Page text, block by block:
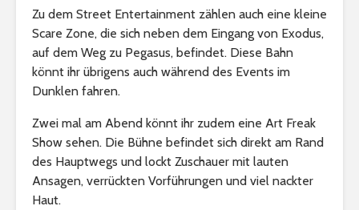
Zu dem Street Entertainment zählen auch eine kleine
Scare Zone, die sich neben dem Eingang von Exodus,
auf dem Weg zu Pegasus, befindet. Diese Bahn
könnt ihr übrigens auch während des Events im
Dunklen fahren.
Zwei mal am Abend könnt ihr zudem eine Art Freak
Show sehen. Die Bühne befindet sich direkt am Rand
des Hauptwegs und lockt Zuschauer mit lauten
Ansagen, verrückten Vorführungen und viel nackter
Haut.